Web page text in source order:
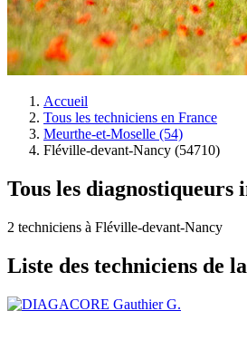
Accueil
Tous les techniciens en France
Meurthe-et-Moselle (54)
Fléville-devant-Nancy (54710)
Tous les
2 techniciens à Fléville-devant-Nancy
Liste des techniciens de
Gauthier G.